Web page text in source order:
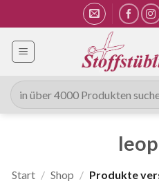
Inhalt
springen
Suche
nach:
Start / Shop / Produkte